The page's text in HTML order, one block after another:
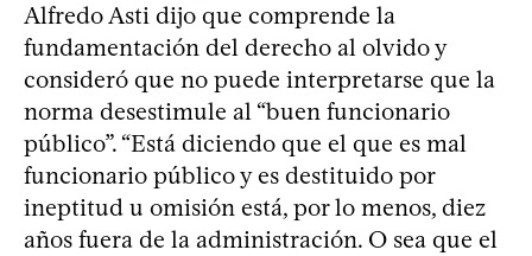
Alfredo Asti dijo que comprende la
fundamentación del derecho al olvido y
consideró que no puede interpretarse que la
norma desestimule al “buen funcionario
público”. “Está diciendo que el que es mal
funcionario público y es destituido por
ineptitud u omisión está, por lo menos, diez
años fuera de la administración. O sea que el